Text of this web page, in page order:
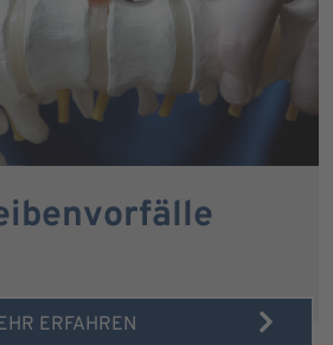
ERFAHREN